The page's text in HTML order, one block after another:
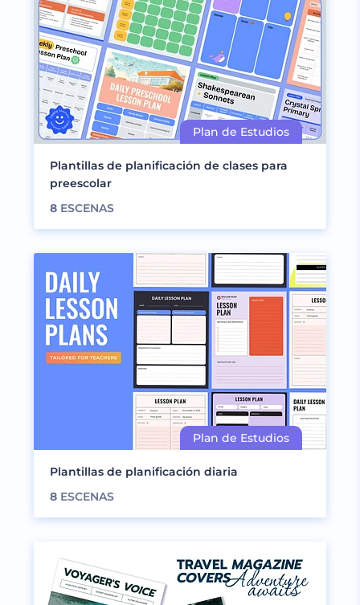
Plantillas de planificación de clases para
preescolar
8 ESCENAS
Plantillas de planificación diaria
8 ESCENAS